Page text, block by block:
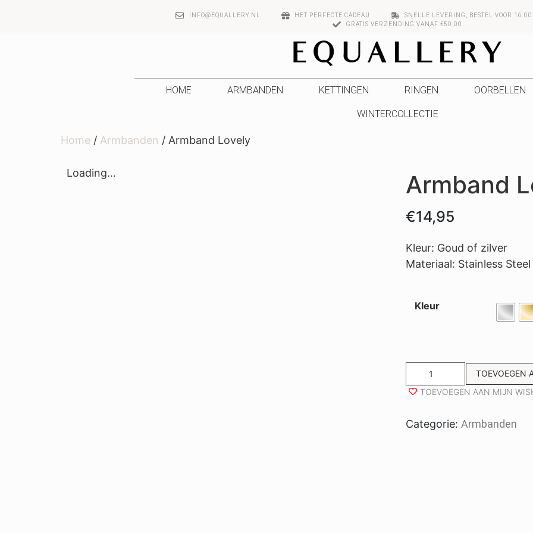
INFO@EQUALLERY.NL HET PERFECTE CADEAU SNELLE LEVERING, BESTEL VOOR
GRATIS VERZENDING VANAF €50,00
HOME ARMBANDEN KETTINGEN RINGEN OORBELLEN
WINTERCOLLECTIE
Home / Armbanden / Armband Lovely
Loading... Armband
€14,95
Kleur: Goud of zilver
Materiaal: Stainless Steel
Kleur
TOEVOEGEN
TOEVOEGEN AAN MIJN
Categorie: Armbanden